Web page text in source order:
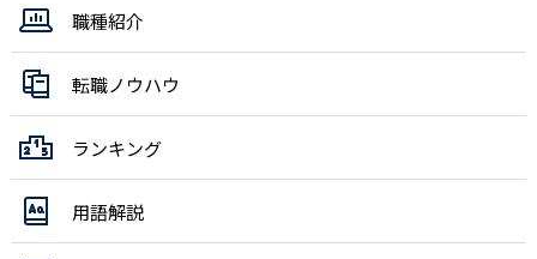
職種紹介
転職ノウハウ
ランキング
用語解説